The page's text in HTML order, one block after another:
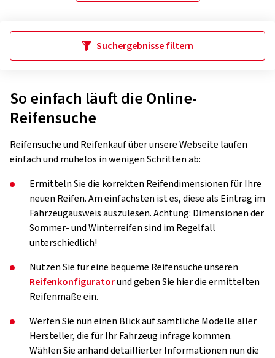
Suchergebnisse filtern
So einfach läuft die Online-
Reifensuche
Reifensuche und Reifenkauf über unsere Webseite laufen
einfach und mühelos in wenigen Schritten ab:
Ermitteln Sie die korrekten Reifendimensionen für Ihre
neuen Reifen. Am einfachsten ist es, diese als Eintrag im
Fahrzeugausweis auszulesen. Achtung: Dimensionen der
Sommer- und Winterreifen sind im Regelfall
unterschiedlich!
Nutzen Sie für eine bequeme Reifensuche unseren
Reifenkonfiguratorund geben Sie hier die ermittelten
Reifenmaße ein.
Werfen Sie nun einen Blick auf sämtliche Modelle aller
Hersteller, die für Ihr Fahrzeug infrage kommen.
Wählen Sie anhand detaillierter Informationen nun die